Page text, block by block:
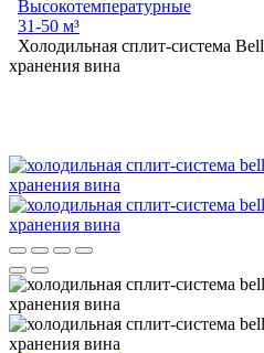
Высокотемпературные
31-50 м³
Холодильная сплит-система
хранения вина